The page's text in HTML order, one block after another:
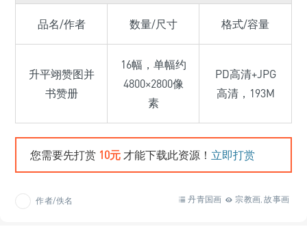
品名/作者 数量/尺寸 格式/容量
升平翊赞图并
书赞册
16幅，单幅约
4800×2800像
素
PD高清+JPG
高清，193M
您需要先打赏 10元 才能下载此资源！ 立即打赏
作者/佚名 宗教画,故事画
丹青国画